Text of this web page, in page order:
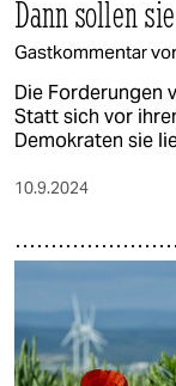
Dann sollen
Gastkommentar
Die Forderungen
Statt sich vor
Demokraten sie
10.9.2024